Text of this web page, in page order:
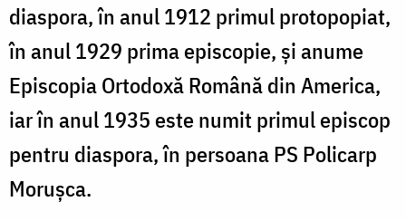
diaspora, în anul 1912 primul protopopiat,
în anul 1929 prima episcopie, şi anume
Episcopia Ortodoxă Română din America,
iar în anul 1935 este numit primul episcop
pentru diaspora, în persoana PS Policarp
Moruşca.